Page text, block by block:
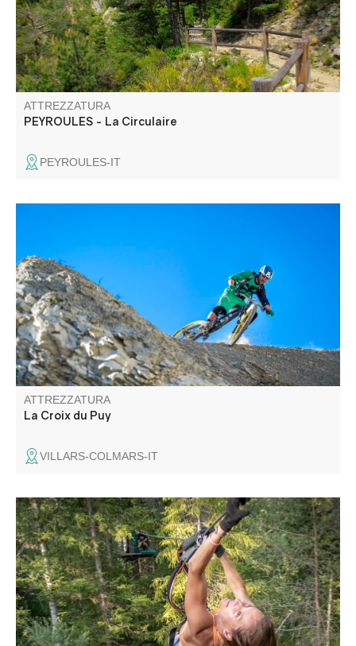
ATTREZZATURA
PEYROULES - La Circulaire
PEYROULES-IT
dirigetevi verso la Croix du Puy, da dove godrete di una
vista straordinaria sulla valle e sui villaggi del Verdon.
ATTREZZATURA
La Croix du Puy
VILLARS-COLMARS-IT
Venite a passeggiare da un albero all'altro in oltre 90
laboratori. Ce n'è per tutti i gusti: il percorso "Kid", il
percorso "Super Kid", il percorso "Grand Parcours" e, per
i più coraggiosi, il percorso "Galère". Una piccola sorpresa
vi attende nel 2025.